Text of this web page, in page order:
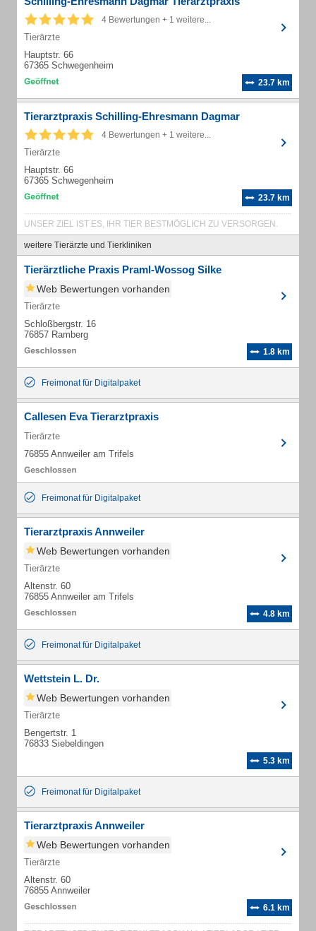
4 Bewertungen + 1 weitere...
Tierärzte
Hauptstr. 66
67365 Schwegenheim
23.7 km
Tierarztpraxis Schilling-Ehresmann Dagmar
4 Bewertungen + 1 weitere...
Tierärzte
Hauptstr. 66
67365 Schwegenheim
23.7 km
UNSER ZIEL IST ES, IHR TIER BESTMÖGLICH ZU VERSORGEN.
weitere Tierärzte und Tierkliniken
Tierärztliche Praxis Praml-Wossog Silke
Web Bewertungen vorhanden
Tierärzte
Schloßbergstr. 16
76857 Ramberg
1.8 km
Freimonat für Digitalpaket
Callesen Eva Tierarztpraxis
Tierärzte
76855 Annweiler am Trifels
Freimonat für Digitalpaket
Tierarztpraxis Annweiler
Web Bewertungen vorhanden
Tierärzte
Altenstr. 60
76855 Annweiler am Trifels
4.8 km
Freimonat für Digitalpaket
Wettstein L. Dr.
Web Bewertungen vorhanden
Tierärzte
Bengertstr. 1
76833 Siebeldingen
5.3 km
Freimonat für Digitalpaket
Tierarztpraxis Annweiler
Web Bewertungen vorhanden
Tierärzte
Altenstr. 60
76855 Annweiler
6.1 km